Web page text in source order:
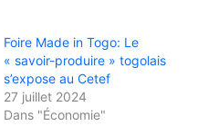
Foire Made in Togo: Le
« savoir-produire » togolais
s’expose au Cetef
27 juillet 2024
Dans "Économie"